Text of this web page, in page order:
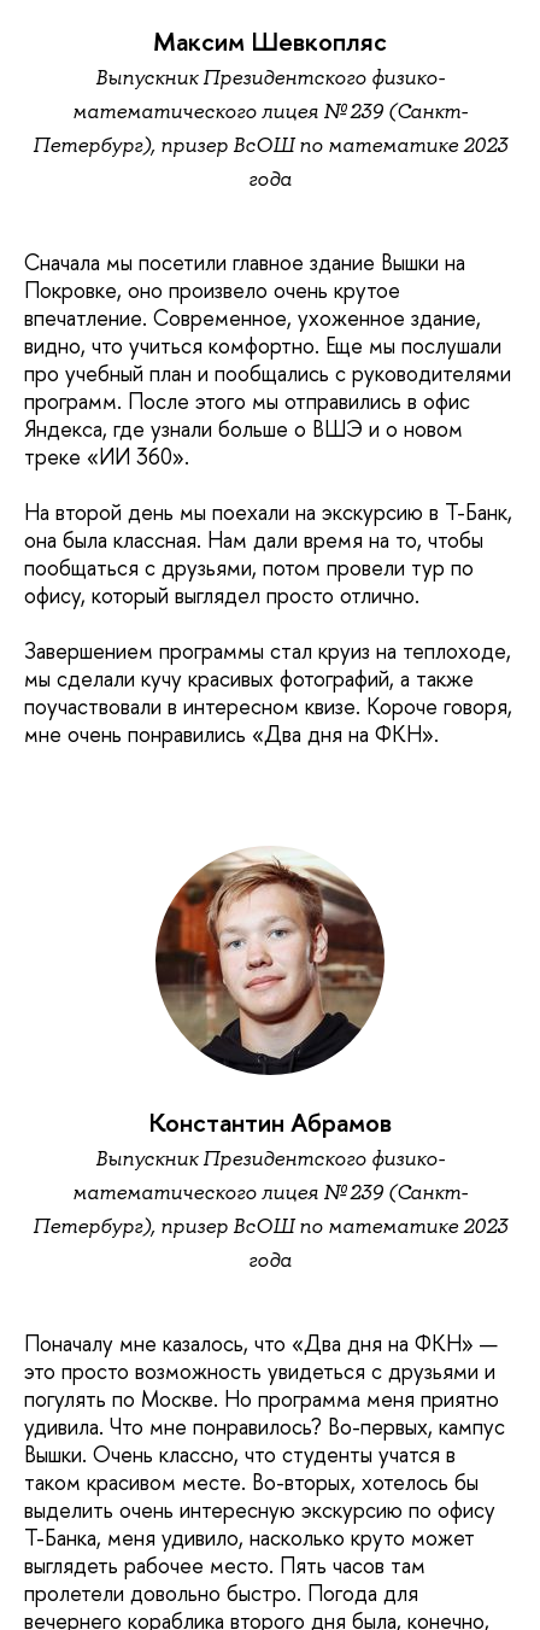
Максим Шевкопляс
Выпускник Президентского физико-
математического лицея № 239 (Санкт-
Петербург), призер ВсОШ по математике 2023
года
Сначала мы посетили главное здание Вышки на
Покровке, оно произвело очень крутое
впечатление. Современное, ухоженное здание,
видно, что учиться комфортно. Еще мы послушали
про учебный план и пообщались с руководителями
программ. После этого мы отправились в офис
Яндекса, где узнали больше о ВШЭ и о новом
треке «ИИ 360».
На второй день мы поехали на экскурсию в Т-Банк,
она была классная. Нам дали время на то, чтобы
пообщаться с друзьями, потом провели тур по
офису, который выглядел просто отлично.
Завершением программы стал круиз на теплоходе,
мы сделали кучу красивых фотографий, а также
поучаствовали в интересном квизе. Короче говоря,
мне очень понравились «Два дня на ФКН».
Константин Абрамов
Выпускник Президентского физико-
математического лицея № 239 (Санкт-
Петербург), призер ВсОШ по математике 2023
года
Поначалу мне казалось, что «Два дня на ФКН» —
это просто возможность увидеться с друзьями и
погулять по Москве. Но программа меня приятно
удивила. Что мне понравилось? Во-первых, кампус
Вышки. Очень классно, что студенты учатся в
таком красивом месте. Во-вторых, хотелось бы
выделить очень интересную экскурсию по офису
Т-Банка, меня удивило, насколько круто может
выглядеть рабочее место. Пять часов там
пролетели довольно быстро. Погода для
вечернего кораблика второго дня была, конечно,